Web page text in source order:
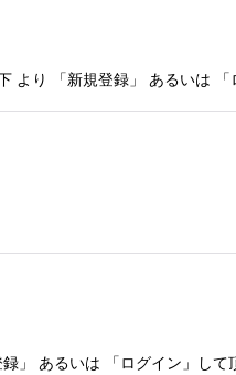
規登録」 あるいは 「ロ
るいは 「ログイン」して頂